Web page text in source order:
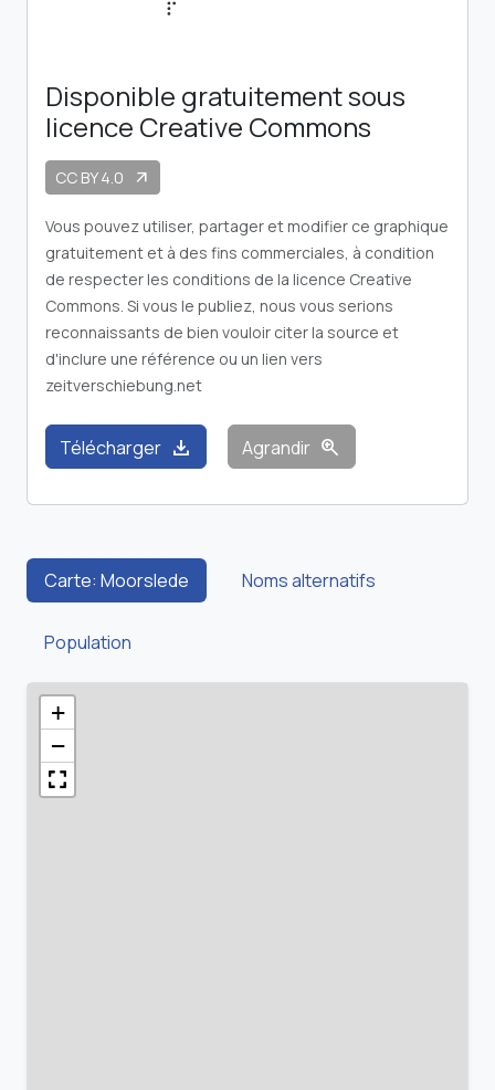
Disponible gratuitement sous
licence Creative Commons
CC BY 4.0 arrow_outward
Vous pouvez utiliser, partager et modifier ce graphique
gratuitement et à des fins commerciales, à condition
de respecter les conditions de la licence Creative
Commons. Si vous le publiez, nous vous serions
reconnaissants de bien vouloir citer la source et
d'inclure une référence ou un lien vers
zeitverschiebung.net
Télécharger download Agrandir zoom_in
Carte: Moorslede Noms alternatifs
Population
+
−